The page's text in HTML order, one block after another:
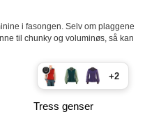
i fasongen. Selv om plaggene
til chunky og voluminøs, så kan
+2
Tress genser